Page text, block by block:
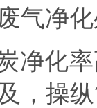
气净化
净化
，操